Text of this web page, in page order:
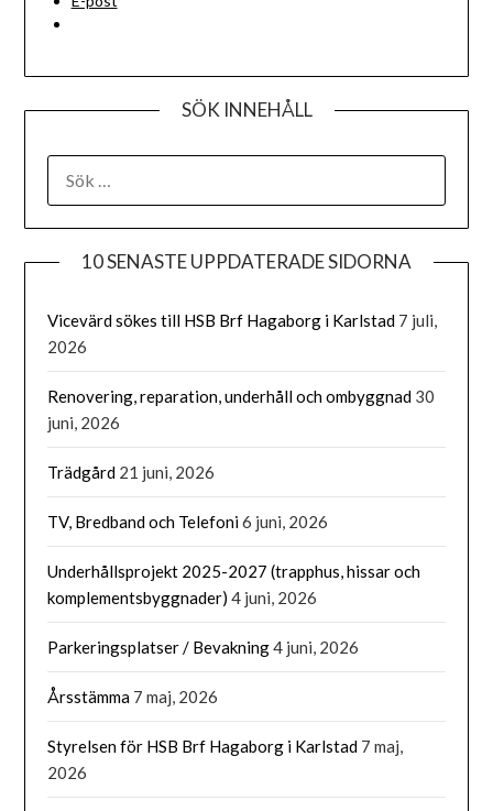
SÖK INNEHÅLL
EFTER:
10 SENASTE UPPDATERADE SIDORNA
Vicevärd sökes till HSB Brf Hagaborg i Karlstad 7 juli,
2026
Renovering, reparation, underhåll och ombyggnad 30
juni, 2026
Trädgård 21 juni, 2026
TV, Bredband och Telefoni6 juni, 2026
Underhållsprojekt 2025-2027 (trapphus, hissar och
komplementsbyggnader) 4 juni, 2026
Parkeringsplatser / Bevakning4 juni, 2026
Årsstämma 7 maj, 2026
Styrelsen för HSB Brf Hagaborg i Karlstad 7 maj,
2026